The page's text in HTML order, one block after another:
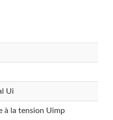
Ui
à la tension Uimp